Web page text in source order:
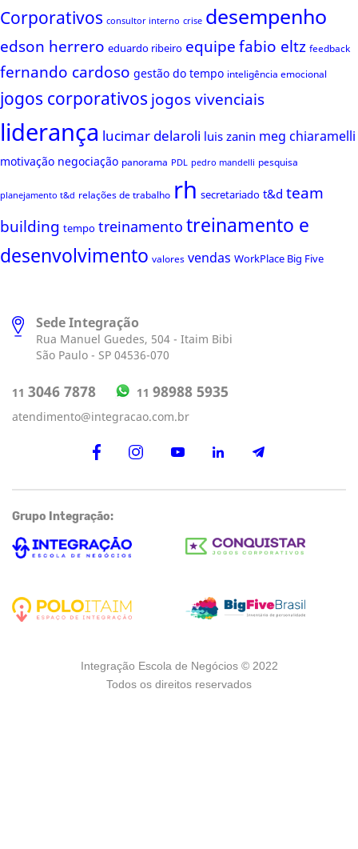
Corporativos consultor interno crise desempenho
edson herrero eduardo ribeiro equipefabio eltz feedback
fernando cardoso gestão do tempo inteligência emocional
jogos corporativos jogos vivenciais
liderança lucimar delaroli luis zanin meg chiaramelli
motivação negociação panorama PDL pedro mandelli pesquisa
planejamento t&d relações de trabalho rh secretariado t&d team
building tempo treinamentotreinamento e
desenvolvimento valores vendas WorkPlace Big Five
Sede Integração
Rua Manuel Guedes, 504 - Itaim Bibi
São Paulo - SP 04536-070
11 3046 7878 11 98988 5935
atendimento@integracao.com.br
Grupo Integração:
Integração Escola de Negócios © 2022
Todos os direitos reservados